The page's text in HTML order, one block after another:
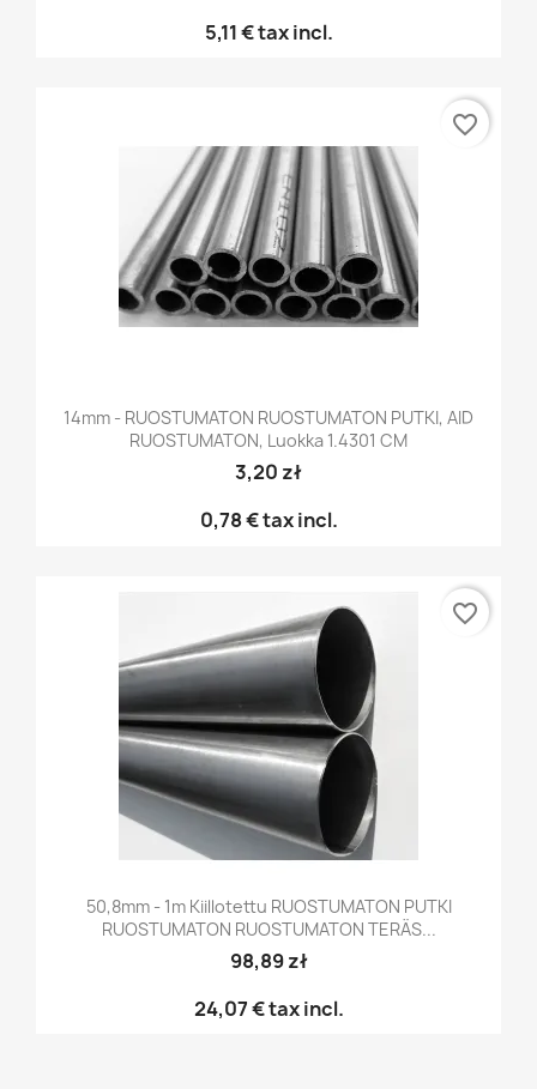
5,11 €tax incl.
14mm - RUOSTUMATON RUOSTUMATON PUTKI, AID
RUOSTUMATON, Luokka 1.4301 CM
3,20 zł
0,78 €tax incl.
favorite_border
50,8mm - 1m Kiillotettu RUOSTUMATON PUTKI
RUOSTUMATON RUOSTUMATON TERÄS...
98,89 zł
24,07 €tax incl.
favorite_border